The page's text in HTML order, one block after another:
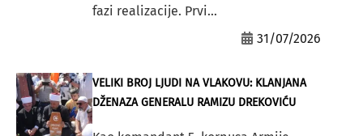
fazi realizacije. Prvi...
31/07/2026
VELIKI BROJ LJUDI NA VLAKOVU: KLANJANA
DŽENAZA GENERALU RAMIZU DREKOVIĆU